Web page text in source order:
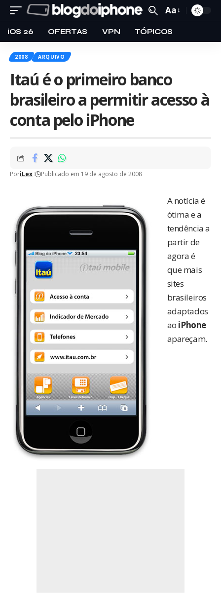
Aa
iOS 26 OFERTAS VPN TÓPICOS
2008 ARQUIVO
Itaú é o primeiro banco
brasileiro a permitir acesso à
conta pelo iPhone
PoriLex Publicado em 19 de agosto de 2008
A notícia é
ótima e a
tendência a
partir de
agora é
que mais
sites
brasileiros
adaptados
ao iPhone
apareçam.